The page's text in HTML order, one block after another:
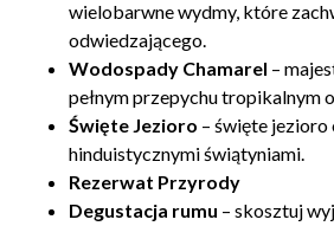
wielobarwne wydmy, które
odwiedzającego.
Wodospady Chamarel –
pełnym przepychu tropikalnym
Święte Jezioro – święte
hinduistycznymi świątyniami.
Rezerwat Przyrody
Degustacja rumu – skosztuj